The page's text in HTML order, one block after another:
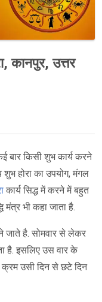
कानपुर, उत्तर
बार किसी शुभ कार्य करने
होरा का उपयोग, मंगल
कार्य सिद्ध में करने में बहुत
मंत्र भी कहा जाता है.
जाते है. सोमवार से लेकर
है. इसलिए उस वार के
क्रम उसी दिन से छटे दिन